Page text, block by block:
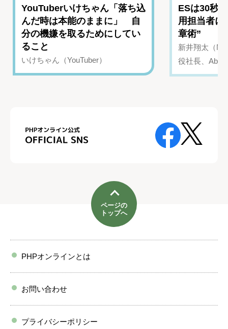
YouTuberいけちゃん「落ち込
んだ時は本能のままに」 自
分の機嫌を取るためにしてい
ること
いけちゃん（YouTuber）
ESは30秒
用担当者に
章術”
新井翔太（
役社長、
ページの
トップへ
PHPオンラインとは
お問い合わせ
プライバシーポリシー